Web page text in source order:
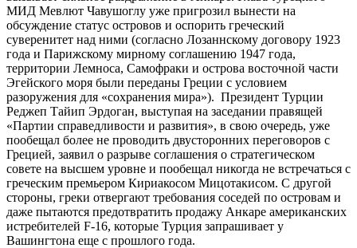
МИД Мевлют Чавушоглу уже пригрозил вынести на
обсуждение статус островов и оспорить греческий
суверенитет над ними (согласно Лозаннскому договору 1923
года и Парижскому мирному соглашению 1947 года,
территории Лемноса, Самофраки и острова восточной части
Эгейского моря были переданы Греции с условием
разоружения для «сохранения мира»). Президент Турции
Реджеп Тайип Эрдоган, выступая на заседании правящей
«Партии справедливости и развития», в свою очередь, уже
пообещал более не проводить двусторонних переговоров с
Грецией, заявил о разрыве соглашения о стратегическом
совете на высшем уровне и пообещал никогда не встречаться с
греческим премьером Кириакосом Мицотакисом. С другой
стороны, греки отвергают требования соседей по островам и
даже пытаются предотвратить продажу Анкаре американских
истребителей F-16, которые Турция запрашивает у
Вашингтона еще с прошлого года.